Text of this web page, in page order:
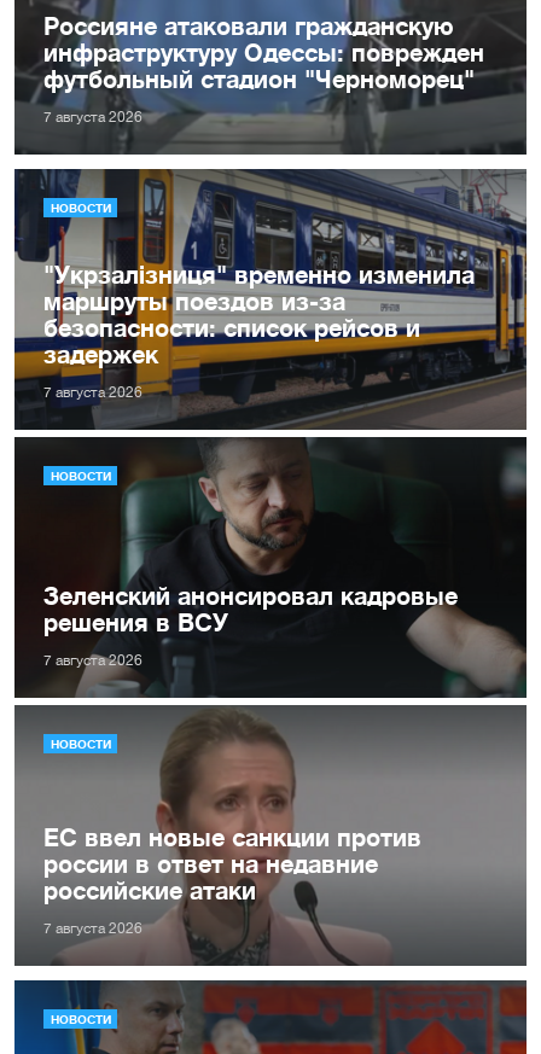
Россияне атаковали гражданскую
инфраструктуру Одессы: поврежден
футбольный стадион "Черноморец"
7 августа 2026
НОВОСТИ
"Укрзалізниця" временно изменила
маршруты поездов из-за
безопасности: список рейсов и
задержек
7 августа 2026
НОВОСТИ
Зеленский анонсировал кадровые
решения в ВСУ
7 августа 2026
НОВОСТИ
ЕС ввел новые санкции против
россии в ответ на недавние
российские атаки
7 августа 2026
НОВОСТИ